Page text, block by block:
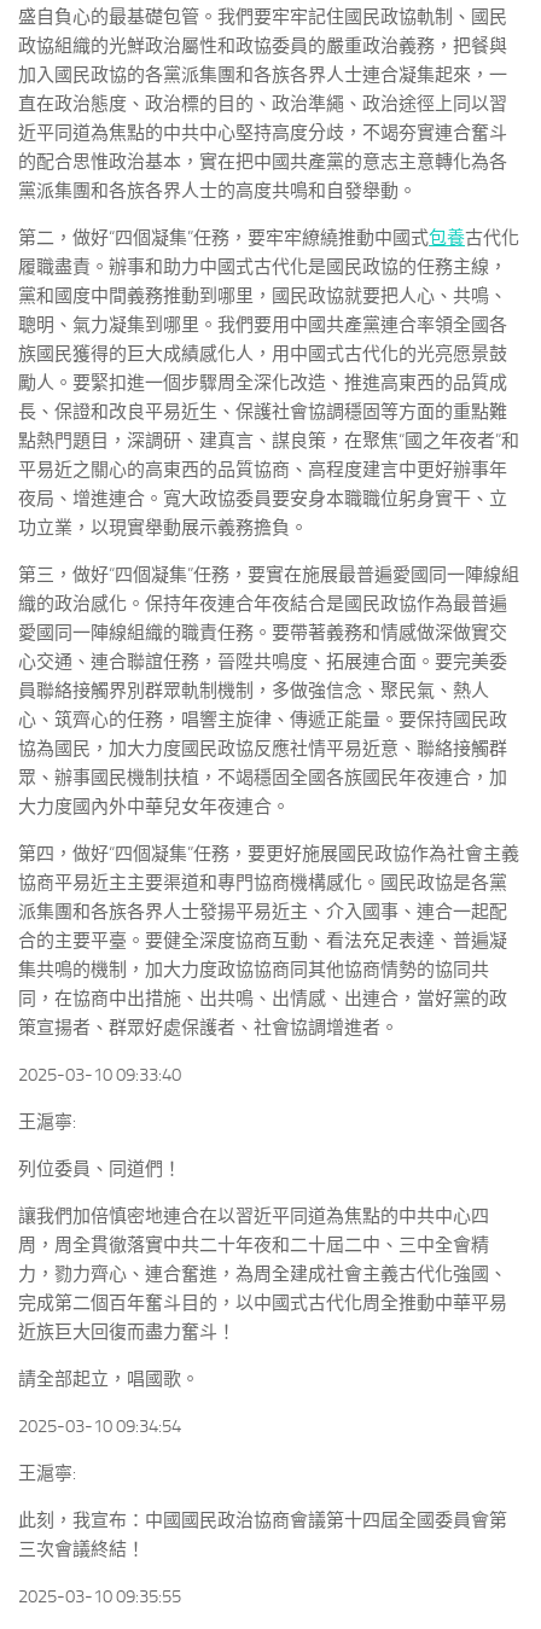
盛自負心的最基礎包管。我們要牢牢記住國民政協軌制、國民
政協組織的光鮮政治屬性和政協委員的嚴重政治義務，把餐與
加入國民政協的各黨派集團和各族各界人士連合凝集起來，一
直在政治態度、政治標的目的、政治準繩、政治途徑上同以習
近平同道為焦點的中共中心堅持高度分歧，不竭夯實連合奮斗
的配合思惟政治基本，實在把中國共產黨的意志主意轉化為各
黨派集團和各族各界人士的高度共鳴和自發舉動。
第二，做好“四個凝集”任務，要牢牢繚繞推動中國式包養古代化
履職盡責。辦事和助力中國式古代化是國民政協的任務主線，
黨和國度中間義務推動到哪里，國民政協就要把人心、共鳴、
聰明、氣力凝集到哪里。我們要用中國共產黨連合率領全國各
族國民獲得的巨大成績感化人，用中國式古代化的光亮愿景鼓
勵人。要緊扣進一個步驟周全深化改造、推進高東西的品質成
長、保證和改良平易近生、保護社會協調穩固等方面的重點難
點熱門題目，深調研、建真言、謀良策，在聚焦“國之年夜者”和
平易近之關心的高東西的品質協商、高程度建言中更好辦事年
夜局、增進連合。寬大政協委員要安身本職職位躬身實干、立
功立業，以現實舉動展示義務擔負。
第三，做好“四個凝集”任務，要實在施展最普遍愛國同一陣線組
織的政治感化。保持年夜連合年夜結合是國民政協作為最普遍
愛國同一陣線組織的職責任務。要帶著義務和情感做深做實交
心交通、連合聯誼任務，晉陞共鳴度、拓展連合面。要完美委
員聯絡接觸界別群眾軌制機制，多做強信念、聚民氣、熱人
心、筑齊心的任務，唱響主旋律、傳遞正能量。要保持國民政
協為國民，加大力度國民政協反應社情平易近意、聯絡接觸群
眾、辦事國民機制扶植，不竭穩固全國各族國民年夜連合，加
大力度國內外中華兒女年夜連合。
第四，做好“四個凝集”任務，要更好施展國民政協作為社會主義
協商平易近主主要渠道和專門協商機構感化。國民政協是各黨
派集團和各族各界人士發揚平易近主、介入國事、連合一起配
合的主要平臺。要健全深度協商互動、看法充足表達、普遍凝
集共鳴的機制，加大力度政協協商同其他協商情勢的協同共
同，在協商中出措施、出共鳴、出情感、出連合，當好黨的政
策宣揚者、群眾好處保護者、社會協調增進者。
2025-03-10 09:33:40
王滬寧:
列位委員、同道們！
讓我們加倍慎密地連合在以習近平同道為焦點的中共中心四
周，周全貫徹落實中共二十年夜和二十屆二中、三中全會精
力，勠力齊心、連合奮進，為周全建成社會主義古代化強國、
完成第二個百年奮斗目的，以中國式古代化周全推動中華平易
近族巨大回復而盡力奮斗！
請全部起立，唱國歌。
2025-03-10 09:34:54
王滬寧:
此刻，我宣布：中國國民政治協商會議第十四屆全國委員會第
三次會議終結！
2025-03-10 09:35:55